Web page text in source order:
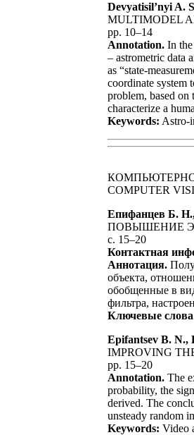
Devyatisil’nyi A.
MULTIMODEL
pp. 10–14
Annotation. In
– astrometric data
as “state-
coordinate system
problem, based on
characterize a
Keywords: Astro-
COMPUTER
Епифанцев Б.
ПОВЫШЕНИЕ
с. 15–20
Контактная
Аннотация.
объекта,
обобщенные в
фильтра,
Ключевые
Epifantsev B. N.,
IMPROVING
pp. 15–20
Annotation. The
probability, the
derived. The
unsteady random
Keywords: Video